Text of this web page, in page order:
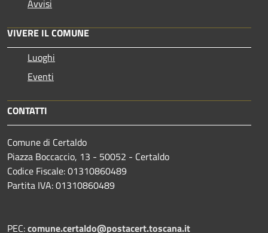
Avvisi
VIVERE IL COMUNE
Luoghi
Eventi
CONTATTI
Comune di Certaldo
Piazza Boccaccio, 13 - 50052 - Certaldo
Codice Fiscale: 01310860489
Partita IVA: 01310860489
PEC:comune.certaldo@postacert.toscana.it